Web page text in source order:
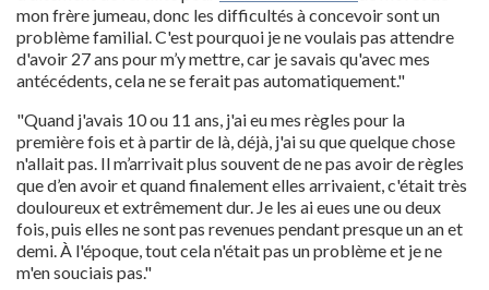
mon frère jumeau, donc les difficultés à concevoir sont un
problème familial. C'est pourquoi je ne voulais pas attendre
d'avoir 27 ans pour m’y mettre, car je savais qu'avec mes
antécédents, cela ne se ferait pas automatiquement."
"Quand j'avais 10 ou 11 ans, j'ai eu mes règles pour la
première fois et à partir de là, déjà, j'ai su que quelque chose
n'allait pas. Il m’arrivait plus souvent de ne pas avoir de règles
que d’en avoir et quand finalement elles arrivaient, c'était très
douloureux et extrêmement dur. Je les ai eues une ou deux
fois, puis elles ne sont pas revenues pendant presque un an et
demi. À l'époque, tout cela n'était pas un problème et je ne
m'en souciais pas."